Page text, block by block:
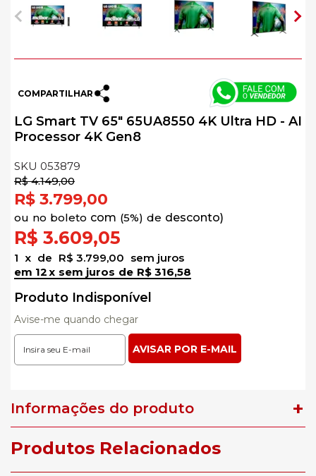
COMPARTILHAR
LG Smart TV 65" 65UA8550 4K Ultra HD - AI
Processor 4K Gen8
SKU 053879
R$ 4.149,00
R$ 3.799,00
1 x de R$ 3.799,00 sem juros
12x de R$ 316,58
sem juros
R$ 3.609,05
de
5%)
no boleto
Produto Indisponível
Avise-me quando chegar
Informações do produto
Produtos Relacionados